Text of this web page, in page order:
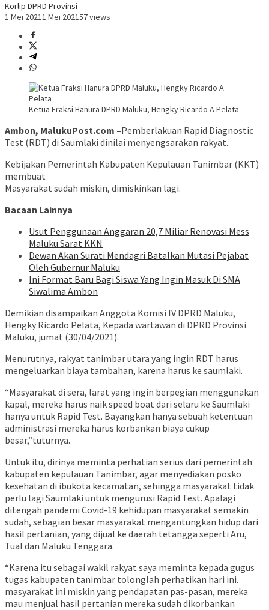
Korlip DPRD Provinsi
1 Mei 20211 Mei 202157 views
Ketua Fraksi Hanura DPRD Maluku, Hengky Ricardo A Pelata
Ambon, MalukuPost.com –Pemberlakuan Rapid Diagnostic
Test (RDT) di Saumlaki dinilai menyengsarakan rakyat.
Kebijakan Pemerintah Kabupaten Kepulauan Tanimbar (KKT)
membuat
Masyarakat sudah miskin, dimiskinkan lagi.
Bacaan Lainnya
Usut Penggunaan Anggaran 20,7 Miliar Renovasi Mess
Maluku Sarat KKN
Dewan Akan Surati Mendagri Batalkan Mutasi Pejabat
Oleh Gubernur Maluku
Ini Format Baru Bagi Siswa Yang Ingin Masuk Di SMA
Siwalima Ambon
Demikian disampaikan Anggota Komisi IV DPRD Maluku,
Hengky Ricardo Pelata, Kepada wartawan di DPRD Provinsi
Maluku, jumat (30/04/2021).
Menurutnya, rakyat tanimbar utara yang ingin RDT harus
mengeluarkan biaya tambahan, karena harus ke saumlaki.
“Masyarakat di sera, larat yang ingin berpegian menggunakan
kapal, mereka harus naik speed boat dari selaru ke Saumlaki
hanya untuk Rapid Test. Bayangkan hanya sebuah ketentuan
administrasi mereka harus korbankan biaya cukup
besar,”tuturnya.
Untuk itu, dirinya meminta perhatian serius dari pemerintah
kabupaten kepulauan Tanimbar, agar menyediakan posko
kesehatan di ibukota kecamatan, sehingga masyarakat tidak
perlu lagi Saumlaki untuk mengurusi Rapid Test. Apalagi
ditengah pandemi Covid-19 kehidupan masyarakat semakin
sudah, sebagian besar masyarakat mengantungkan hidup dari
hasil pertanian, yang dijual ke daerah tetangga seperti Aru,
Tual dan Maluku Tenggara.
“Karena itu sebagai wakil rakyat saya meminta kepada gugus
tugas kabupaten tanimbar tolonglah perhatikan hari ini.
masyarakat ini miskin yang pendapatan pas-pasan, mereka
mau menjual hasil pertanian mereka sudah dikorbankan